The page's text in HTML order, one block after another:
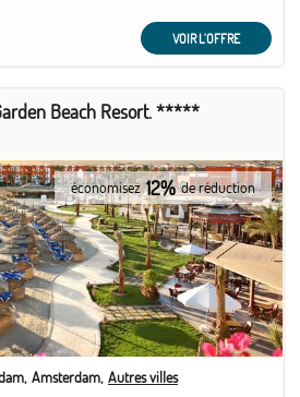
VOIR L'OFFRE
Beach Resort. *****
économisez 12% de réduction
Amsterdam Autres villes